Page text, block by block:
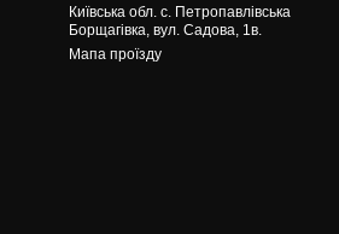
Київська обл. с. Петропавлівська
Борщагівка, вул. Садова, 1в.
Мапа проїзду